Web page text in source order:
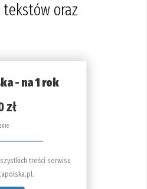
oraz
- na 1 rok
zł
treści serwisu